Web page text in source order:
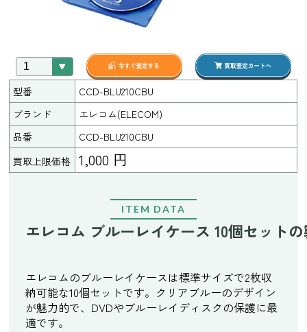
型番
CCD-BLU210CBU
ブランド
エレコム(ELECOM)
品番
CCD-BLU210CBU
買取上限価格
1,000 円
ITEM DATA
エレコム ブルーレイケース 10個セット
エレコムのブルーレイケースは標準サイズで2枚収
納可能な10個セットです。クリアブルーのデザイン
が魅力的で、DVDやブルーレイディスクの保護に最
適です。